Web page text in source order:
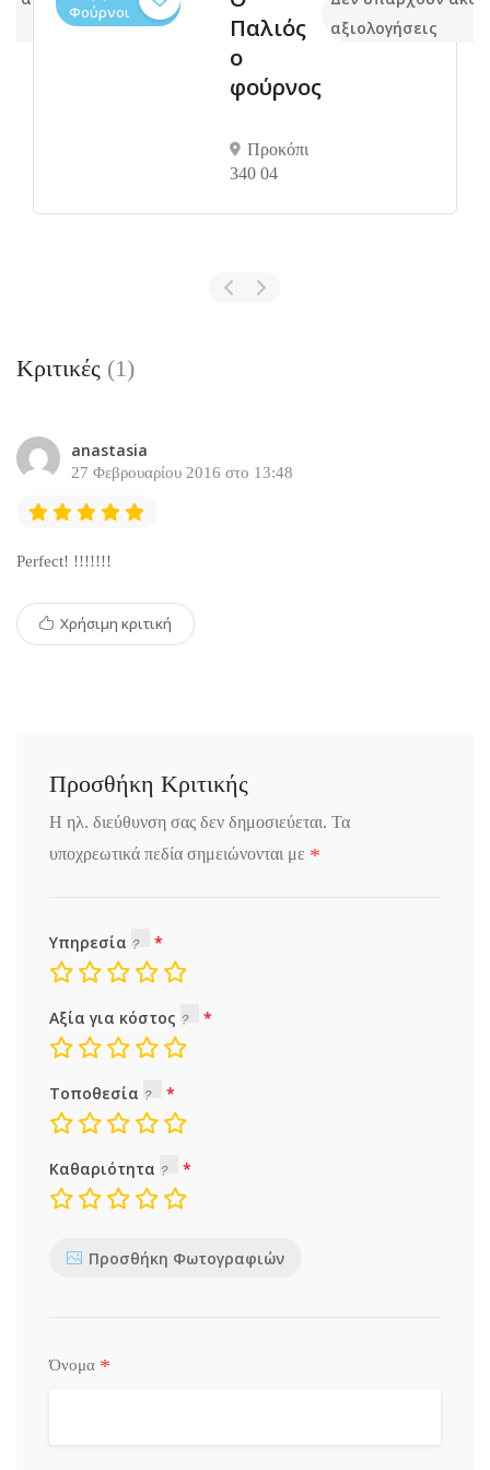
Φούρνοι
Παλιός
ο
φούρνος
Προκόπι
340 04
αξιολογήσεις
Κριτικές (1)
anastasia
27 Φεβρουαρίου 2016 στο 13:48
Perfect! !!!!!!!
Χρήσιμη κριτική
Προσθήκη Κριτικής
Η ηλ. διεύθυνση σας δεν δημοσιεύεται. Τα
υποχρεωτικά πεδία σημειώνονται με *
Υπηρεσία
Αξία για κόστος
Τοποθεσία
Καθαριότητα
Προσθήκη Φωτογραφιών
Όνομα *